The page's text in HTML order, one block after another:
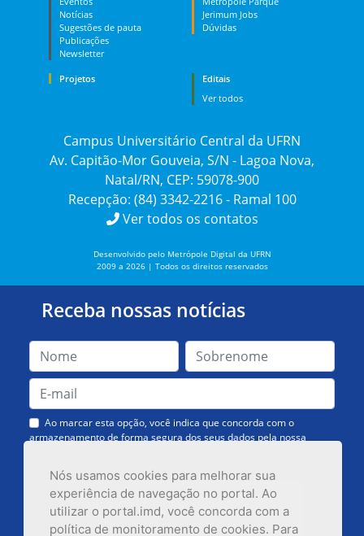
Nós usamos cookies para melhorar sua
experiência de navegação no portal. Ao
utilizar o portal.imd, você concorda com a
política de monitoramento de cookies. Para
Notícias
Sugestões de pauta
Publicações
Newsletter
Jerimum Jobs
Dúvidas
Projetos
Editais
Ver todos
Campus Universitário Central da UFRN
Av. Capitão-Mor Gouveia, S/N - Lagoa Nova,
Natal/RN, CEP: 59078-900
Recepção: (84) 3342-2216 - Ramal 100
Ver todos os contatos
Desenvolvido pelo Metrópole Digital da UFRN
2009 a 2026 | Todos os direitos reservados
Receba nossas notícias
Ao marcar esta opção, você indica que concorda com o
armazenamento de forma segura dos seus dados pela nossa